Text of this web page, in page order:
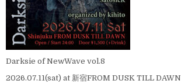
Darksie of NewWave vol.8
2026.07.11(sat) at 新宿FROM DUSK TILL DAWN